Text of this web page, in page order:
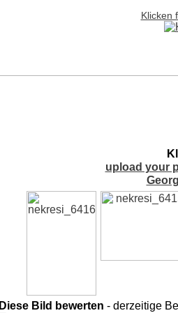
Klicken
upload your
Diese Bild bewerten - derzeitige